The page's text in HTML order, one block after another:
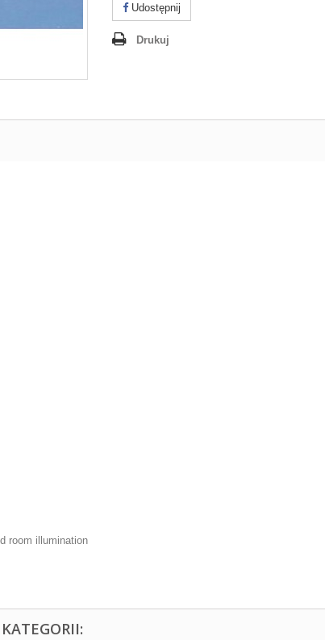
Udostępnij
Drukuj
room illumination